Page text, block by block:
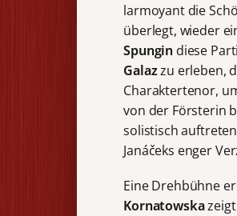
larmoyant die
überlegt, wieder
Spungin diese
Galazzu erleben,
Charaktertenor,
von der Försterin
solistisch
Janáčeks enger
Eine Drehbühne
Kornatowskazeigt